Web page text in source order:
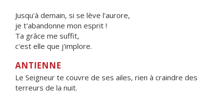
Jusqu'à demain, si se lève l'aurore,
je t'abandonne mon esprit !
Ta grâce me suffit,
c'est elle que j'implore.
ANTIENNE
Le Seigneur te couvre de ses ailes, rien à craindre des
terreurs de la nuit.